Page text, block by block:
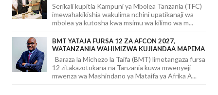
Serikali kupitia Kampuni ya Mbolea Tanzania (TFC)
imewahakikishia wakulima nchini upatikanaji wa
mbolea ya kutosha kwa msimu wa kilimo wa m...
BMT YATAJA FURSA 12 ZA AFCON 2027,
WATANZANIA WAHIMIZWA KUJIANDAA MAPEMA
Baraza la Michezo la Taifa (BMT) limetangaza fursa
12 zitakazotokana na Tanzania kuwa mwenyeji
mwenza wa Mashindano ya Mataifa ya Afrika A...